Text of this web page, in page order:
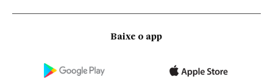
Baixe o app